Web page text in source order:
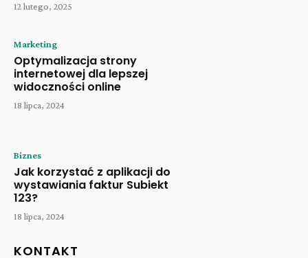
12 lutego, 2025
Marketing
Optymalizacja strony
internetowej dla lepszej
widoczności online
18 lipca, 2024
Biznes
Jak korzystać z aplikacji do
wystawiania faktur Subiekt
123?
18 lipca, 2024
KONTAKT